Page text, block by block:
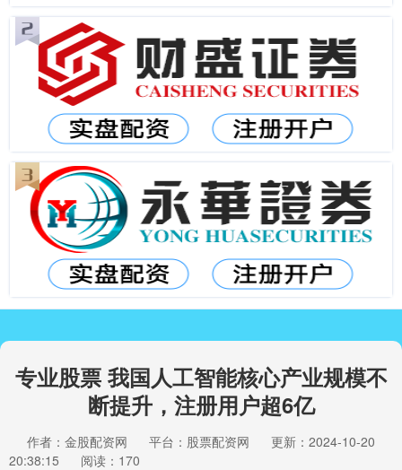
专业股票 我国人工智能核心产业规模不
断提升，注册用户超6亿
作者：金股配资网 平台：股票配资网
更新：2024-10-20
20:38:15
阅读：170